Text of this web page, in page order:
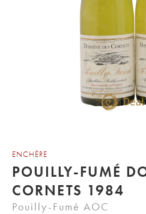
ENCHÈRE
POUILLY-FUMÉ
CORNETS 1984
Pouilly-Fumé AOC